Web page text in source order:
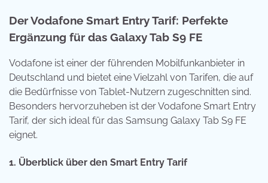
Der Vodafone Smart Entry Tarif: Perfekte
Ergänzung für das Galaxy Tab S9 FE
Vodafone ist einer der führenden Mobilfunkanbieter in
Deutschland und bietet eine Vielzahl von Tarifen, die auf
die Bedürfnisse von Tablet-Nutzern zugeschnitten sind.
Besonders hervorzuheben ist der Vodafone Smart Entry
Tarif, der sich ideal für das Samsung Galaxy Tab S9 FE
eignet.
1. Überblick über den Smart Entry Tarif